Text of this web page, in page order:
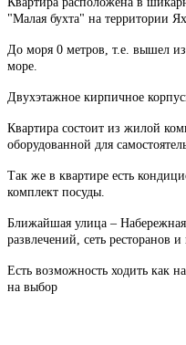
"Малая бухта" на территории
До моря 0 метров, т.е. вышел
море.
Двухэтажное кирпичное
Квартира состоит из жилой
оборудованной для
Так же в квартире есть
комплект посуды.
Ближайшая улица –
развлечений, сеть ресторанов и
Есть возможность ходить как
на выбор